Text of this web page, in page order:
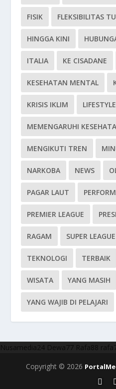
FISIK FLEKSIBILITAS
HINGGA KINI
ITALIA KE CISADANE
KESEHATAN MENTAL
KRISIS IKLIM LIFESTYLE
MEMENGARUHI
MENGIKUTI TREN
NARKOBA NEWS
PAGAR LAUT
PREMIER LEAGUE
RAGAM SUPER
TEKNOLOGI TERBAIK
WISATA YANG MASIH
YANG WAJIB DI PELAJARI
Nusamedia24 Dewa77 Rafa88
Copyright © 2026